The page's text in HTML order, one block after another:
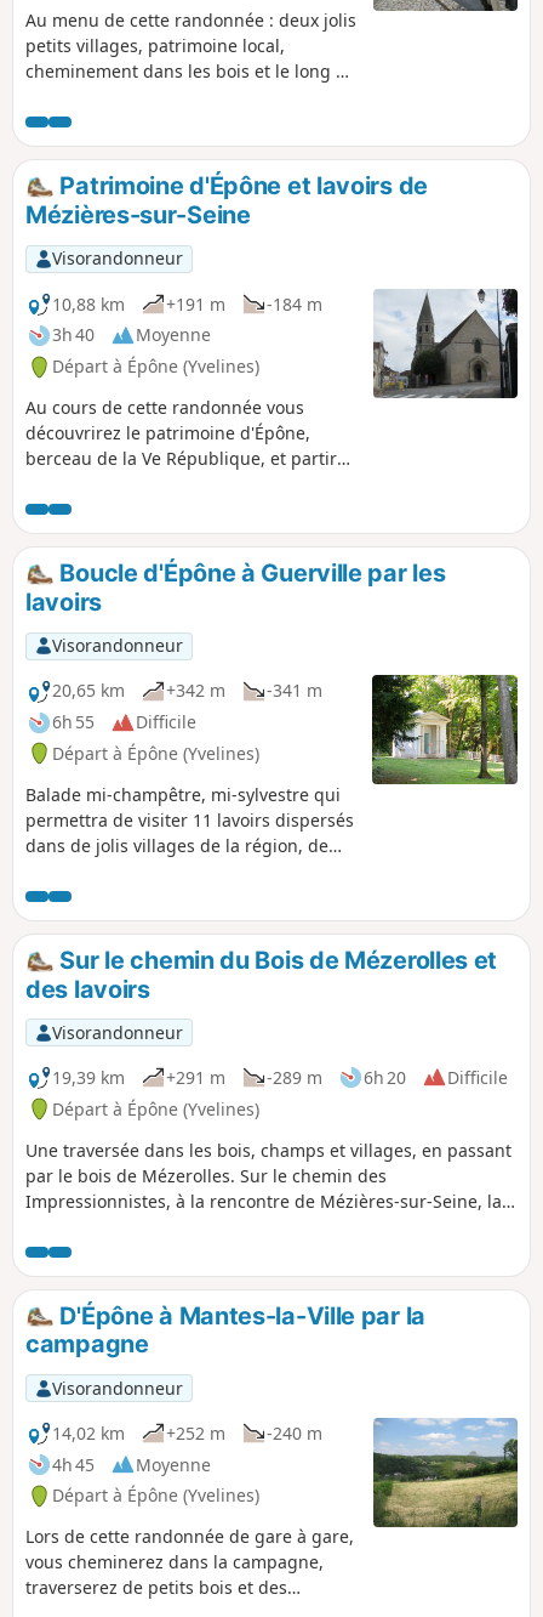
Au menu de cette randonnée : deux jolis
petits villages, patrimoine local,
cheminement dans les bois et le long de
Patrimoine d'Épône et lavoirs de
Mézières-sur-Seine
Visorandonneur
10,88 km
+191 m
-184 m
3h 40
Moyenne
Départ à Épône (Yvelines)
Au cours de cette randonnée vous
découvrirez le patrimoine d'Épône,
berceau de la Ve République, et partirez
Mézières à travers champs, bois et
hameaux.
Boucle d'Épône à Guerville par les
lavoirs
Visorandonneur
20,65 km
+342 m
-341 m
6h 55
Difficile
Départ à Épône (Yvelines)
Balade mi-champêtre, mi-sylvestre qui
permettra de visiter 11 lavoirs dispersés
dans de jolis villages de la région, de
plupart bien fleuris, certains de
composition assez complexe et/ou de
grande taille, et offrant une eau
courante claire et rafraichissante (bien
que non potable) ce qui est appréciable
quand les températures s'envolent au-
dessus de 30°C. Deux points de vue sur
Mantes-la-Jolie et sa collégiale, et les
cheminées de la centrale de Porcheville
souvent en point de mire.
Sur le chemin du Bois de Mézerolles et
des lavoirs
Visorandonneur
19,39 km
+291 m -289 m 6h 20
Difficile
Départ à Épône (Yvelines)
Une traversée dans les bois, champs et villages, en passant
par le bois de Mézerolles. Sur le chemin des
Impressionnistes, à la rencontre de Mézières-sur-Seine, la
Guerville, Senneville et la Villeneuve avec leurs lavoirs, et
pour finir sur Épône avec son château et le Temple de
l'amitié de David.
D'Épône à Mantes-la-Ville par la
campagne
Visorandonneur
14,02 km
+252 m
-240 m
4h 45
Moyenne
Départ à Épône (Yvelines)
Lors de cette randonnée de gare à gare,
vous cheminerez dans la campagne,
traverserez de petits bois et des